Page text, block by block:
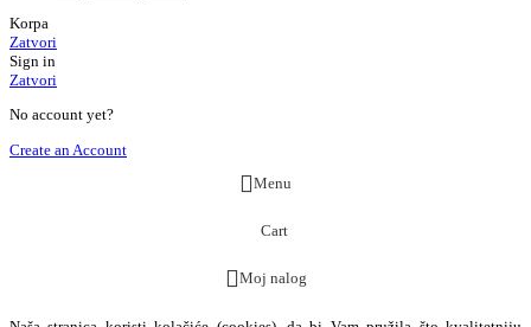
Korpa
Zatvori
Sign in
Zatvori
No account yet?
Create an Account
Menu
Cart
Moj nalog